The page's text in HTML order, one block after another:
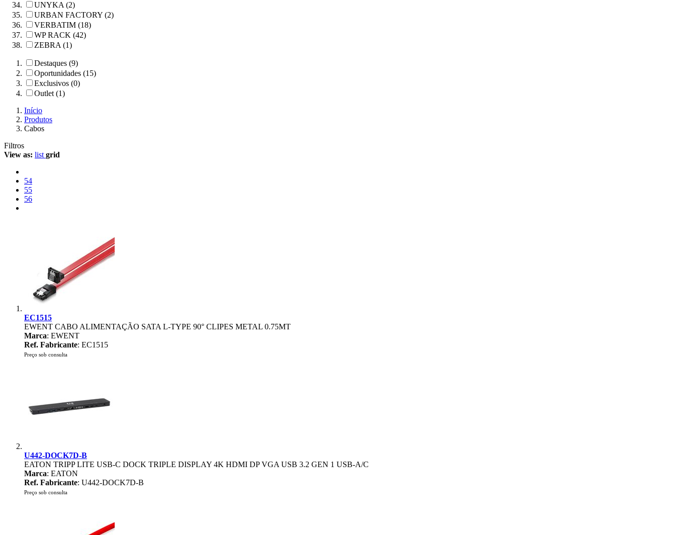
UNYKA (2)
URBAN FACTORY (2)
VERBATIM (18)
WP RACK (42)
ZEBRA (1)
Destaques (9)
Oportunidades (15)
Exclusivos (0)
Outlet (1)
Início
Produtos
Cabos
Filtros
View as: list grid
54
55
56
EC1515
EWENT CABO ALIMENTAÇÃO SATA L-TYPE 90° CLIPES METAL 0.75MT
Marca: EWENT
Ref. Fabricante: EC1515
Preço sob consulta
U442-DOCK7D-B
EATON TRIPP LITE USB-C DOCK TRIPLE DISPLAY 4K HDMI DP VGA USB 3.2 GEN 1 USB-A/C
Marca: EATON
Ref. Fabricante: U442-DOCK7D-B
Preço sob consulta